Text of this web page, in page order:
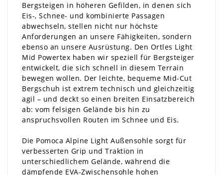
Bergsteigen in höheren Gefilden, in denen sich
Eis-, Schnee- und kombinierte Passagen
abwechseln, stellen nicht nur höchste
Anforderungen an unsere Fähigkeiten, sondern
ebenso an unsere Ausrüstung. Den Ortles Light
Mid Powertex haben wir speziell für Bergsteiger
entwickelt, die sich schnell in diesem Terrain
bewegen wollen. Der leichte, bequeme Mid-Cut
Bergschuh ist extrem technisch und gleichzeitig
agil – und deckt so einen breiten Einsatzbereich
ab: vom felsigen Gelände bis hin zu
anspruchsvollen Routen im Schnee und Eis.
Die Pomoca Alpine Light Außensohle sorgt für
verbesserten Grip und Traktion in
unterschiedlichem Gelände, während die
dämpfende EVA-Zwischensohle hohen